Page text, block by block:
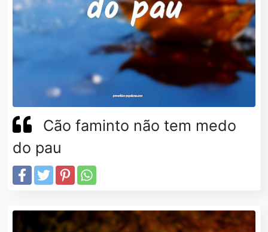
Cão faminto não tem medo
do pau